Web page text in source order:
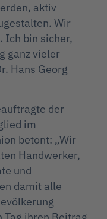
aktiv
Wir
Ich bin sicher,
ganz vieler
Hans Georg
der
im
betont: „Wir
Handwerker,
und
damit alle